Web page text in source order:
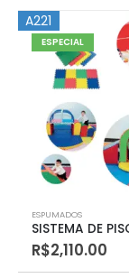
ESPECIAL
A221
ESPUMADOS
R$2,110.00